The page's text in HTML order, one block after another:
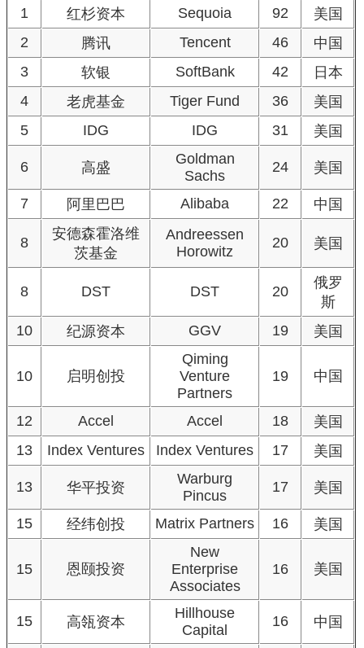
1
红杉资本 Sequoia 92
美国
2
腾讯 Tencent 46
中国
3
软银 SoftBank 42
日本
4
老虎基金 Tiger Fund 36
美国
5
IDG IDG 31 美国
6 高盛
Goldman
Sachs
24 美国
7 阿里巴巴 Alibaba 22 中国
8
安德森霍洛维
茨基金
Andreessen
Horowitz
20 美国
8 DST DST 20
俄罗
斯
10
纪源资本 GGV 19 美国
10 启明创投
Qiming
Venture
Partners
19 中国
12 Accel Accel 18
美国
13
Index Ventures Index Ventures 17 美国
13 华平投资
Warburg
Pincus
17 美国
15 经纬创投 Matrix Partners 16 美国
15 恩颐投资
New
Enterprise
Associates
16 美国
15 高瓴资本
Hillhouse
Capital
16 中国